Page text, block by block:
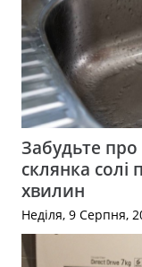
Забудьте
склянка солі
хвилин
Неділя, 9 Серпня,